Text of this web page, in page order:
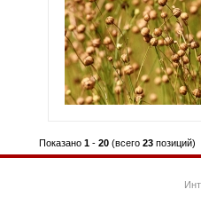
Показано 1 - 20 (всего 23 позиций)